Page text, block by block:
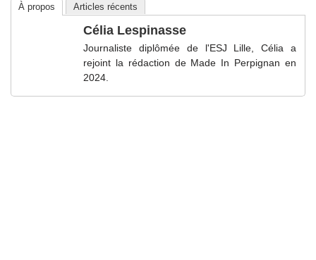
À propos Articles récents
Célia Lespinasse
Journaliste diplômée de l'ESJ Lille, Célia a
rejoint la rédaction de Made In Perpignan en
2024.